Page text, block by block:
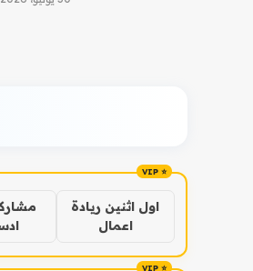
اول اثنين ريادة
اعمال